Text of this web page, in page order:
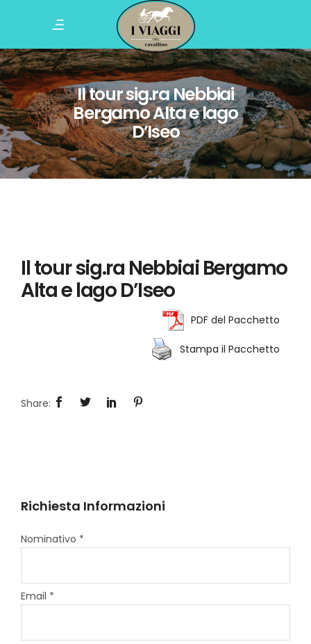
Il tour sig.ra Nebbiai
Bergamo Alta e lago
D’Iseo
Il tour sig.ra Nebbiai Bergamo
Alta e lago D’Iseo
PDF del Pacchetto
Stampa il Pacchetto
Richiesta Informazioni
Nominativo *
Email *